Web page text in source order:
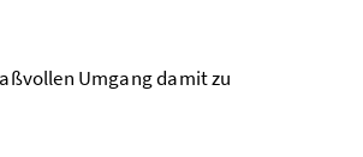
Umgang damit zu